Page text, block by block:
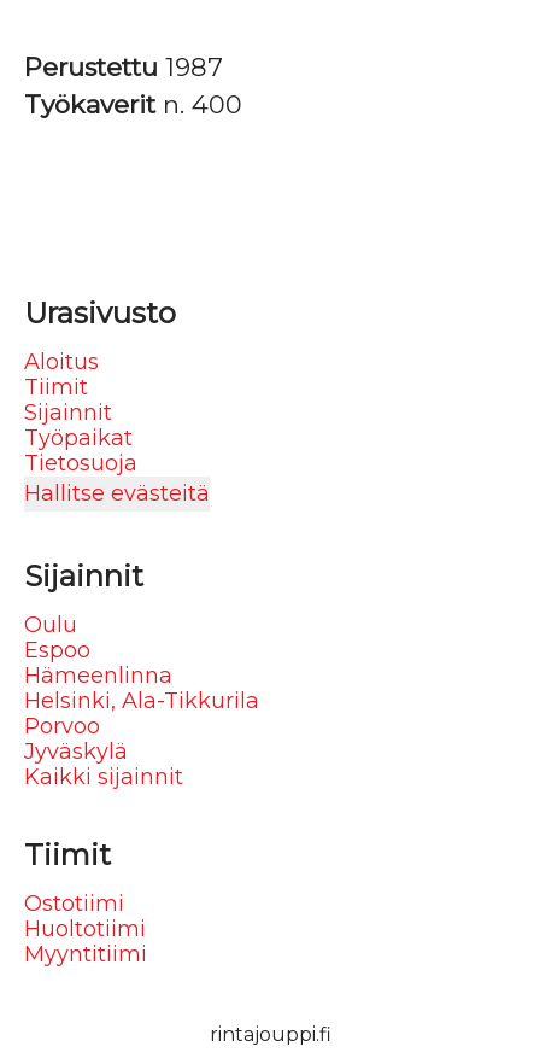
Perustettu 1987
Työkaverit n. 400
Urasivusto
Aloitus
Tiimit
Sijainnit
Työpaikat
Tietosuoja
Hallitse evästeitä
Sijainnit
Oulu
Espoo
Hämeenlinna
Helsinki, Ala-Tikkurila
Porvoo
Jyväskylä
Kaikki sijainnit
Tiimit
Ostotiimi
Huoltotiimi
Myyntitiimi
rintajouppi.fi